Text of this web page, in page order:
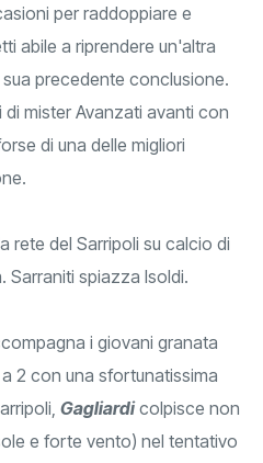
per raddoppiare e
abile a riprendere un'altra
precedente conclusione.
mister Avanzati avanti con
di una delle migliori
rete del Sarripoli su calcio di
Sarraniti spiazza Isoldi.
i giovani granata
2 con una sfortunatissima
Gagliardicolpisce non
e forte vento) nel tentativo